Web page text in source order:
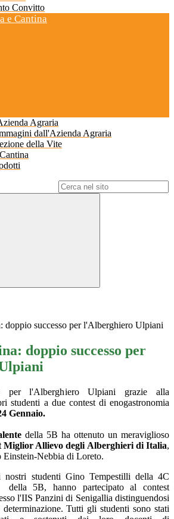
Convitto
e Cantina
Agraria
dall'Azienda Agraria
della Vite
doppio successo per l'Alberghiero Ulpiani
doppio successo per
per l'Alberghiero Ulpiani grazie alla
studenti a due contest di enogastronomia
Gennaio.
della 5B ha ottenuto un meraviglioso
Miglior Allievo degli Alberghieri di Italia,
Einstein-Nebbia di Loreto.
studenti Gino Tempestilli della 4C
della 5B, hanno partecipato al contest
l'IIS Panzini di Senigallia distinguendosi
Tutti gli studenti sono stati